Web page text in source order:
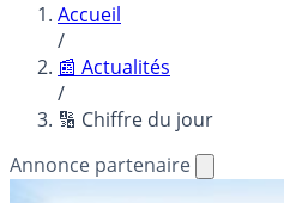
Accueil
/
📰 Actualités
/
🔢 Chiffre du jour
Annonce partenaire